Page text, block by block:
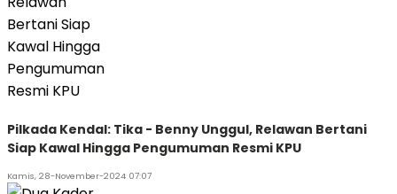
Pilkada Kendal: Tika - Benny Unggul, Relawan Bertani
Siap Kawal Hingga Pengumuman Resmi KPU
Kamis, 28-November-2024 07:07